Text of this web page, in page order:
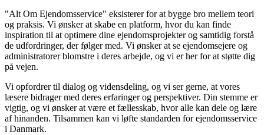
"Alt Om Ejendomsservice" eksisterer for at bygge bro mellem teori
og praksis. Vi ønsker at skabe en platform, hvor du kan finde
inspiration til at optimere dine ejendomsprojekter og samtidig forstå
de udfordringer, der følger med. Vi ønsker at se ejendomsejere og
administratorer blomstre i deres arbejde, og vi er her for at støtte dig
på vejen.
Vi opfordrer til dialog og vidensdeling, og vi ser gerne, at vores
læsere bidrager med deres erfaringer og perspektiver. Din stemme er
vigtig, og vi ønsker at være et fællesskab, hvor alle kan dele og lære
af hinanden. Tilsammen kan vi løfte standarden for ejendomsservice
i Danmark.